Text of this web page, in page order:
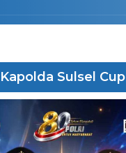
Kapolda Sulsel Cup